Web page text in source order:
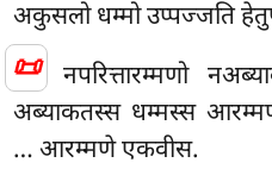
📜
अकुसलो धम्मो उप्पज्जति
नपरित्तारम्मणो
अब्याकतस्स धम्मस्स
… आरम्मणे एकवीस.